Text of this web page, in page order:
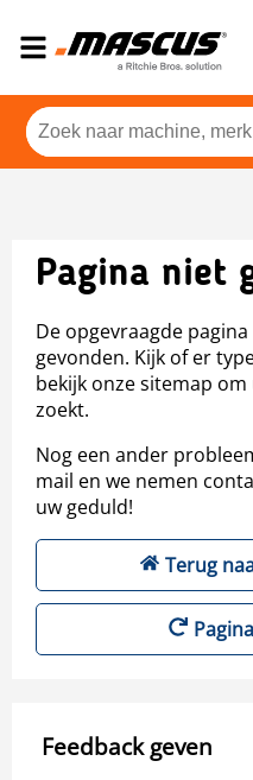
Pagina niet
De opgevraagde
gevonden. Kijk of er
bekijk onze sitemap
zoekt.
Nog een ander
mail en we nemen
uw geduld!
Terug
Feedback geven